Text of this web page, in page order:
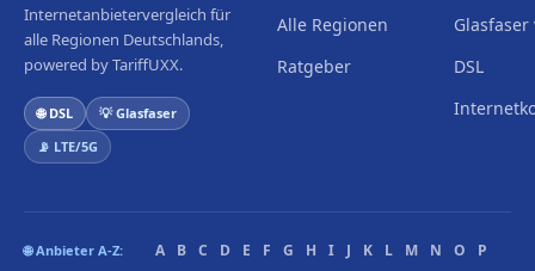
Internetanbietervergleich für
alle Regionen Deutschlands,
powered by TariffUXX.
🌐 DSL
💡 Glasfaser
📡 LTE/5G
Alle Regionen
Ratgeber
Glasfaser
DSL
🌐 Anbieter A-Z: A B C D E F G H I J K L M N O
P